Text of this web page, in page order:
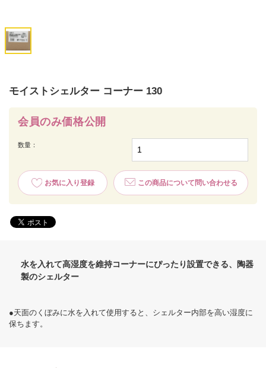
モイストシェルター コーナー 130
会員のみ価格公開
数量：
お気に入り登録 この商品について問い合わせる
水を入れて高湿度を維持コーナーにぴったり設置できる、陶器
製のシェルター
●天面のくぼみに水を入れて使用すると、シェルター内部を高い湿度に
保ちます。